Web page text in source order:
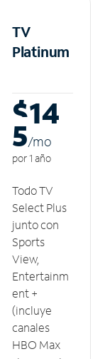
TV
Platinum
$14
5/mo
por 1 año
Todo TV
Select Plus
junto con
Sports
View,
Entertainm
ent +
(incluye
canales
HBO Max